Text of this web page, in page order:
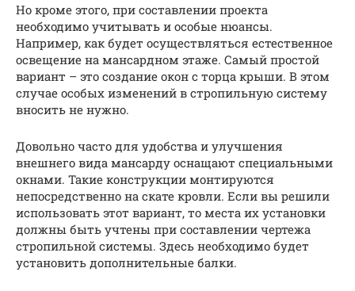
Но кроме этого, при составлении проекта
необходимо учитывать и особые нюансы.
Например, как будет осуществляться естественное
освещение на мансардном этаже. Самый простой
вариант – это создание окон с торца крыши. В этом
случае особых изменений в стропильную систему
вносить не нужно.
Довольно часто для удобства и улучшения
внешнего вида мансарду оснащают специальными
окнами. Такие конструкции монтируются
непосредственно на скате кровли. Если вы решили
использовать этот вариант, то места их установки
должны быть учтены при составлении чертежа
стропильной системы. Здесь необходимо будет
установить дополнительные балки.